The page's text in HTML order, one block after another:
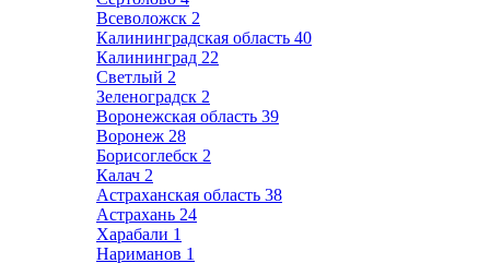
Всеволожск 2
Калининградская область 40
Калининград 22
Светлый 2
Зеленоградск 2
Воронежская область 39
Воронеж 28
Борисоглебск 2
Калач 2
Астраханская область 38
Астрахань 24
Харабали 1
Нариманов 1